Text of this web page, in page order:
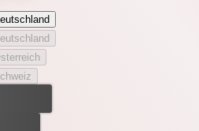
Überzeugung fehlt, stellt sich
Was zum Teufel passiert mit
an NICHTS geglaubt hat?